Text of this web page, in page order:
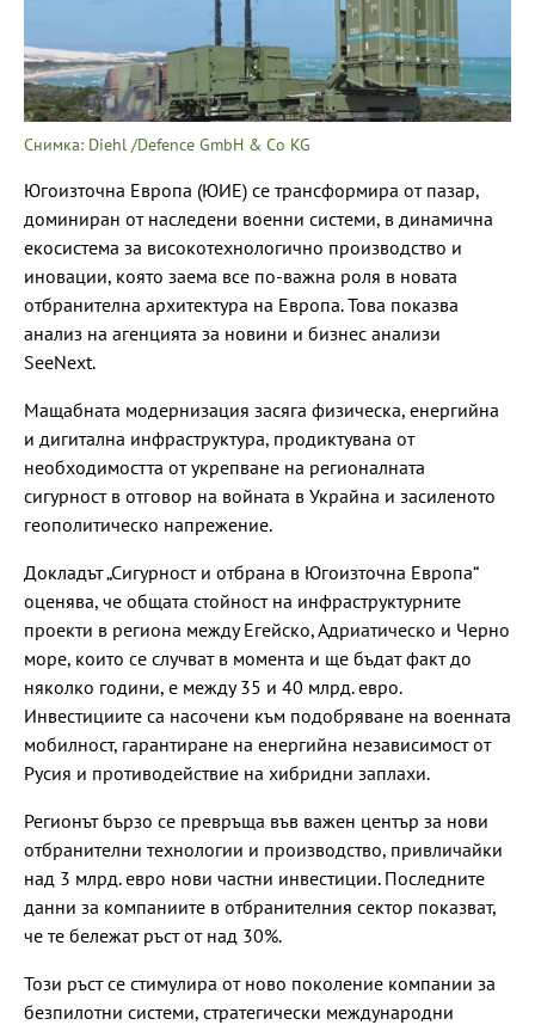
Снимка: Diehl /Defence GmbH & Co KG
Югоизточна Европа (ЮИЕ) се трансформира от пазар,
доминиран от наследени военни системи, в динамична
екосистема за високотехнологично производство и
иновации, която заема все по-важна роля в новата
отбранителна архитектура на Европа. Това показва
анализ на агенцията за новини и бизнес анализи
SeeNext.
Мащабната модернизация засяга физическа, енергийна
и дигитална инфраструктура, продиктувана от
необходимостта от укрепване на регионалната
сигурност в отговор на войната в Украйна и засиленото
геополитическо напрежение.
Докладът „Сигурност и отбрана в Югоизточна Европа“
оценява, че общата стойност на инфраструктурните
проекти в региона между Егейско, Адриатическо и Черно
море, които се случват в момента и ще бъдат факт до
няколко години, е между 35 и 40 млрд. евро.
Инвестициите са насочени към подобряване на военната
мобилност, гарантиране на енергийна независимост от
Русия и противодействие на хибридни заплахи.
Регионът бързо се превръща във важен център за нови
отбранителни технологии и производство, привличайки
над 3 млрд. евро нови частни инвестиции. Последните
данни за компаниите в отбранителния сектор показват,
че те бележат ръст от над 30%.
Този ръст се стимулира от ново поколение компании за
безпилотни системи, стратегически международни